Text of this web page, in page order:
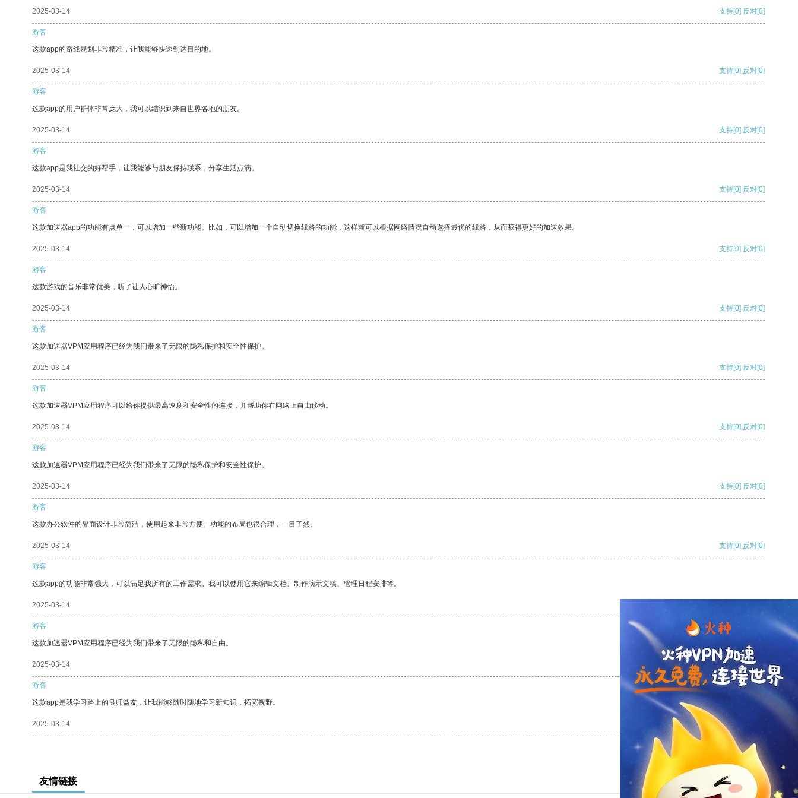
2025-03-14 支持[0] 反对[0]
游客
这款app的路线规划非常精准，让我能够快速到达目的地。
2025-03-14 支持[0] 反对[0]
游客
这款app的用户群体非常庞大，我可以结识到来自世界各地的朋友。
2025-03-14 支持[0] 反对[0]
游客
这款app是我社交的好帮手，让我能够与朋友保持联系，分享生活点滴。
2025-03-14 支持[0] 反对[0]
游客
这款加速器app的功能有点单一，可以增加一些新功能。比如，可以增加一个自动切换线路的功能，这样就可以根据网络情况自动选择最优的线路，从而获得更好的加速效果。
2025-03-14 支持[0] 反对[0]
游客
这款游戏的音乐非常优美，听了让人心旷神怡。
2025-03-14 支持[0] 反对[0]
游客
这款加速器VPM应用程序已经为我们带来了无限的隐私保护和安全性保护。
2025-03-14 支持[0] 反对[0]
游客
这款加速器VPM应用程序可以给你提供最高速度和安全性的连接，并帮助你在网络上自由移动。
2025-03-14 支持[0] 反对[0]
游客
这款加速器VPM应用程序已经为我们带来了无限的隐私保护和安全性保护。
2025-03-14 支持[0] 反对[0]
游客
这款办公软件的界面设计非常简洁，使用起来非常方便。功能的布局也很合理，一目了然。
2025-03-14 支持[0] 反对[0]
游客
这款app的功能非常强大，可以满足我所有的工作需求。我可以使用它来编辑文档、制作演示文稿、管理日程安排等。
2025-03-14
游客
这款加速器VPM应用程序已经为我们带来了无限的隐私和自由。
2025-03-14 支持 [0] 反对 [0]
游客
这款app是我学习路上的良师益友，让我能够随时随地学习新知识，拓宽视野。
2025-03-14 支持
友情链接